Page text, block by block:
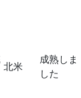
北米
成熟しま
した